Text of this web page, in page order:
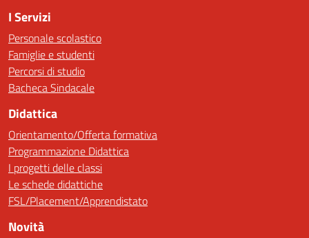
I Servizi
Personale scolastico
Famiglie e studenti
Percorsi di studio
Bacheca Sindacale
Didattica
Orientamento/Offerta formativa
Programmazione Didattica
I progetti delle classi
Le schede didattiche
FSL/Placement/Apprendistato
Novità